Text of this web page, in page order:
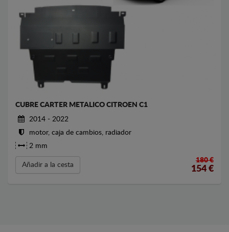
CUBRE CARTER METALICO CITROEN C1
2014 - 2022
motor, caja de cambios, radiador
2 mm
Añadir a la cesta
180 €
154 €